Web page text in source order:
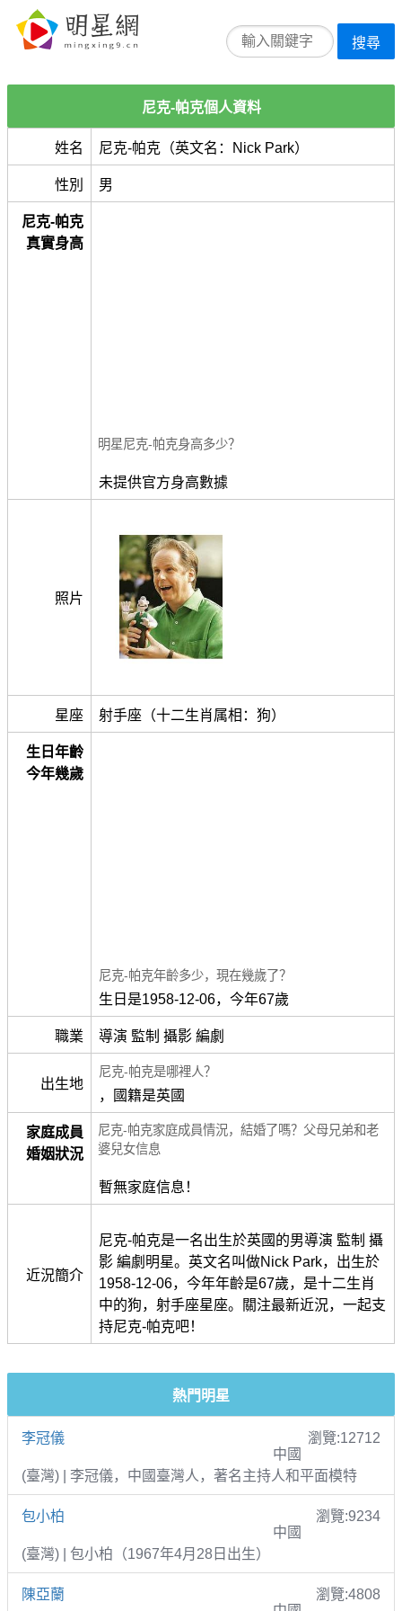
搜尋
尼克-帕克個人資料
姓名 尼克-帕克（英文名：Nick Park）
性別 男
尼克-帕克
真實身高
明星尼克-帕克身高多少？
未提供官方身高數據
照片
星座 射手座（十二生肖属相：狗）
生日年齡
今年幾歲
尼克-帕克年齡多少，現在幾歲了？
生日是1958-12-06，今年67歲
職業 導演 監制 攝影 編劇
出生地
尼克-帕克是哪裡人？
，國籍是英國
家庭成員
婚姻狀況
尼克-帕克家庭成員情況，結婚了嗎？父母兄弟和老
婆兒女信息
暫無家庭信息！
近況簡介
尼克-帕克是一名出生於英國的男導演 監制 攝
影 編劇明星。英文名叫做Nick Park，出生於
1958-12-06，今年年齡是67歲，是十二生肖
中的狗，射手座星座。關注最新近況，一起支
持尼克-帕克吧！
熱門明星
李冠儀
瀏覽:12712
中國
(臺灣) | 李冠儀，中國臺灣人，著名主持人和平面模特
包小柏
瀏覽:9234
中國
(臺灣) | 包小柏（1967年4月28日出生）
陳亞蘭
瀏覽:4808